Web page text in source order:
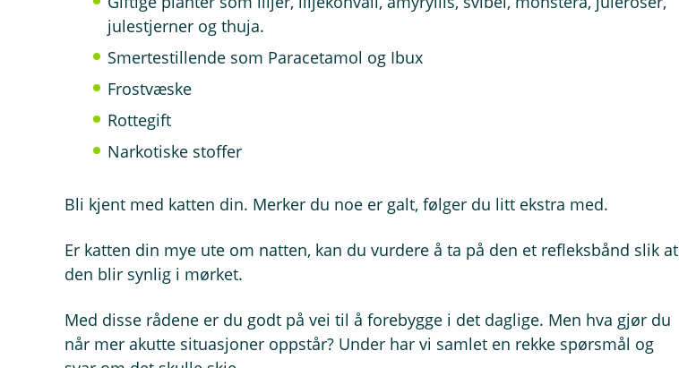
julestjerner og thuja.
Smertestillende som Paracetamol og Ibux
Frostvæske
Rottegift
Narkotiske stoffer
Bli kjent med katten din. Merker du noe er galt, følger du litt ekstra med.
Er katten din mye ute om natten, kan du vurdere å ta på den et refleksbånd slik at
den blir synlig i mørket.
Med disse rådene er du godt på vei til å forebygge i det daglige. Men hva gjør du
når mer akutte situasjoner oppstår? Under har vi samlet en rekke spørsmål og